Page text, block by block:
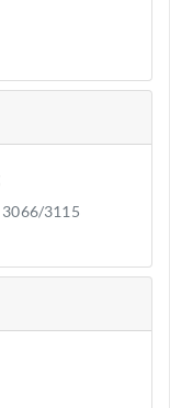
3066/3115